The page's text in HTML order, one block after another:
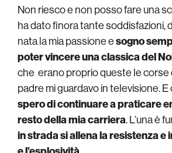
Non riesco e non posso fare una
ha dato finora tante soddisfazioni,
nata la mia passione esogno
poter vincere una classica del
che erano proprio queste le corse
padre mi guardavo in televisione.
spero di continuare a praticare
resto della mia carriera. L’una è
in strada si allena la resistenza e